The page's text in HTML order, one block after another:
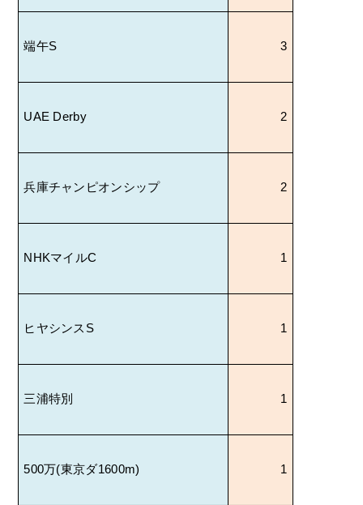
端午S 3
UAE Derby 2
兵庫チャンピオンシップ 2
NHKマイルC 1
ヒヤシンス S 1
三浦特別 1
500万(東京ダ1600m) 1